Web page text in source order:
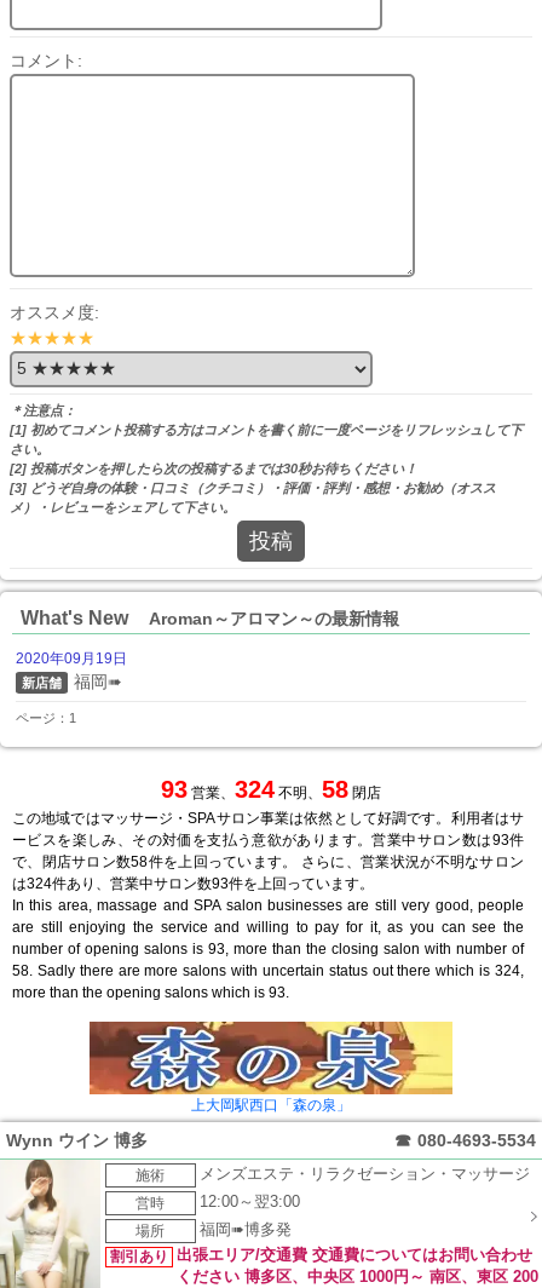
コメント:
オススメ度:
★★★★★
＊注意点：
[1] 初めてコメント投稿する方はコメントを書く前に一度ページをリフレッシュして下
さい。
[2] 投稿ボタンを押したら次の投稿するまでは30秒お待ちください！
[3] どうぞ自身の体験・口コミ（クチコミ）・評価・評判・感想・お勧め（オスス
メ）・レビューをシェアして下さい。
投稿
What's New Aroman～アロマン～の最新情報
2020年09月19日
新店舗 福岡➠
ページ：1
93 営業、 324 不明、 58 閉店
この地域ではマッサージ・SPAサロン事業は依然として好調です。利用者はサ
ービスを楽しみ、その対価を支払う意欲があります。営業中サロン数は93件
で、閉店サロン数58件を上回っています。 さらに、営業状況が不明なサロン
は324件あり、営業中サロン数93件を上回っています。
In this area, massage and SPA salon businesses are still very good, people
are still enjoying the service and willing to pay for it, as you can see the
number of opening salons is 93, more than the closing salon with number of
58. Sadly there are more salons with uncertain status out there which is 324,
more than the opening salons which is 93.
上大岡駅西口「森の泉」
Wynn ウイン 博多 ☎ 080-4693-5534
施術
メンズエステ・リラクゼーション・マッサージ
営時
12:00～翌3:00
場所
福岡➠博多発
割引あり
出張エリア/交通費 交通費についてはお問い合わせ
ください 博多区、中央区 1000円～ 南区、東区 200